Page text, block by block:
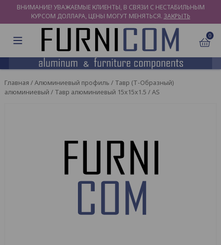
ВНИМАНИЕ! УВАЖАЕМЫЕ КЛИЕНТЫ, В СВЯЗИ С НЕСТАБИЛЬНЫМ
КУРСОМ ДОЛЛАРА, ЦЕНЫ МОГУТ МЕНЯТЬСЯ. ЗАКРЫТЬ
0
Главная /Алюминиевый профиль / Тавр (Т-Образный)
алюминиевый / Тавр алюминиевый 15x15x1.5 / AS